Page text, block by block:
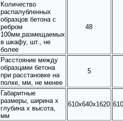
Количество
распалубленных
образцов бетона с
ребром
100мм,размещаемых
в шкафу, шт., не
более
48
Расстояние между
образцами бетона
при расстановке на
полке, мм, не менее
5
Габаритные
размеры, ширина х
глубина х высота,
мм
610х640х1620